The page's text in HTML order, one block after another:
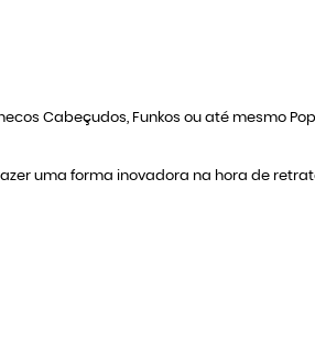
Cabeçudos, Funkos ou até mesmo
uma forma inovadora na hora de